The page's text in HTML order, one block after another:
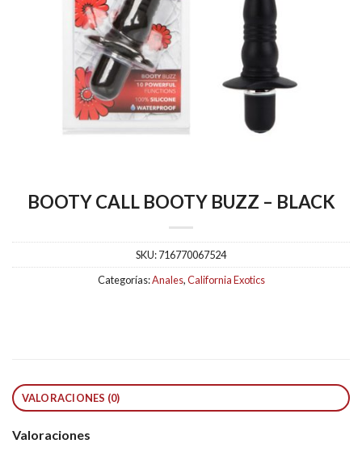
BOOTY CALL BOOTY BUZZ – BLACK
SKU:716770067524
Categorías:Anales,California Exotics
VALORACIONES (0)
Valoraciones